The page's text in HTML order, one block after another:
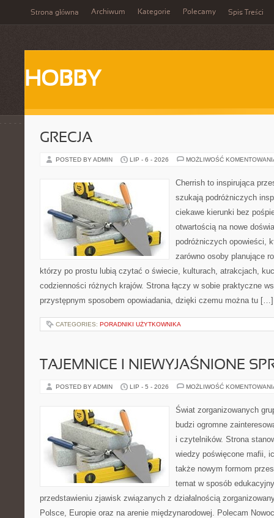
Strona główna Archiwum Kategorie Polecamy Spis Treści
HOBBY
GRECJA
POSTED BY ADMIN LIP - 6 - 2026 MOŻLIWOŚĆ
Cherrish to inspirująca
szukają podróżniczych
ciekawe kierunki bez
otwartością na nowe
podróżniczych opowieści,
zarówno osoby planujące
którzy po prostu lubią czytać o świecie, kulturach, atrakcjach,
codzienności różnych krajów. Strona łączy w sobie praktyczne
przystępnym sposobem opowiadania, dzięki czemu można tu […]
CATEGORIES: PORADNIKI UŻYTKOWNIKA
TAJEMNICE I NIEWYJAŚNIONE
POSTED BY ADMIN LIP - 5 - 2026 MOŻLIWOŚĆ
Świat zorganizowanych
budzi ogromne
i czytelników. Strona
wiedzy poświęcone mafii,
także nowym formom
temat w sposób
przedstawieniu zjawisk związanych z działalnością
Polsce, Europie oraz na arenie międzynarodowej. Polecam